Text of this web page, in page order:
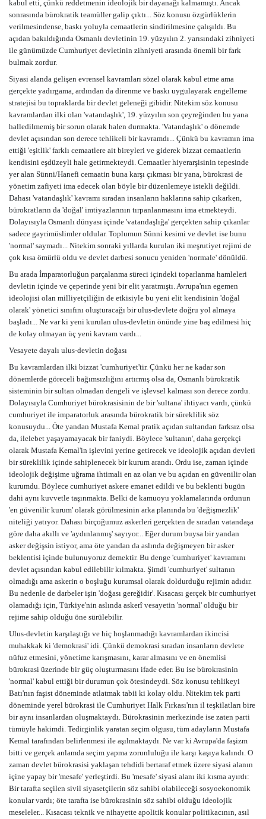
kabul etti, çünkü reddetmenin ideolojik bir dayanağı kalmamıştı. Ancak
sonrasında bürokratik teamüller galip çıktı... Söz konusu özgürlüklerin
verilmesindense, baskı yoluyla cemaatlerin sindirilmesine çalışıldı. Bu
açıdan bakıldığında Osmanlı devletinin 19. yüzyılın 2. yarısındaki zihniyeti
ile günümüzde Cumhuriyet devletinin zihniyeti arasında önemli bir fark
bulmak zordur.
Siyasi alanda gelişen evrensel kavramları sözel olarak kabul etme ama
gerçekte yadırgama, ardından da direnme ve baskı uygulayarak engelleme
stratejisi bu topraklarda bir devlet geleneği gibidir. Nitekim söz konusu
kavramlardan ilki olan 'vatandaşlık', 19. yüzyılın son çeyreğinden bu yana
halledilmemiş bir sorun olarak halen durmakta. 'Vatandaşlık' o dönemde
devlet açısından son derece tehlikeli bir kavramdı... Çünkü bu kavramın ima
ettiği 'eşitlik' farklı cemaatlere ait bireyleri ve giderek bizzat cemaatlerin
kendisini eşdüzeyli hale getirmekteydi. Cemaatler hiyerarşisinin tepesinde
yer alan Sünni/Hanefi cemaatin buna karşı çıkması bir yana, bürokrasi de
yönetim zafiyeti ima edecek olan böyle bir düzenlemeye istekli değildi.
Dahası 'vatandaşlık' kavramı sıradan insanların haklarına sahip çıkarken,
bürokratların da 'doğal' imtiyazlarının tırpanlanmasını ima etmekteydi.
Dolayısıyla Osmanlı dünyası içinde 'vatandaşlığa' gerçekten sahip çıkanlar
sadece gayrimüslimler oldular. Toplumun Sünni kesimi ve devlet ise bunu
'normal' saymadı... Nitekim sonraki yıllarda kurulan iki meşrutiyet rejimi de
çok kısa ömürlü oldu ve devlet darbesi sonucu yeniden 'normale' dönüldü.
Bu arada İmparatorluğun parçalanma süreci içindeki toparlanma hamleleri
devletin içinde ve çeperinde yeni bir elit yaratmıştı. Avrupa'nın egemen
ideolojisi olan milliyetçiliğin de etkisiyle bu yeni elit kendisinin 'doğal
olarak' yönetici sınıfını oluşturacağı bir ulus-devlete doğru yol almaya
başladı... Ne var ki yeni kurulan ulus-devletin önünde yine baş edilmesi hiç
de kolay olmayan üç yeni kavram vardı...
Vesayete dayalı ulus-devletin doğası
Bu kavramlardan ilki bizzat 'cumhuriyet'tir. Çünkü her ne kadar son
dönemlerde göreceli bağımsızlığını artırmış olsa da, Osmanlı bürokratik
sisteminin bir sultan olmadan dengeli ve işlevsel kalması son derece zordu.
Dolayısıyla Cumhuriyet bürokrasisinin de bir 'sultana' ihtiyacı vardı, çünkü
cumhuriyet ile imparatorluk arasında bürokratik bir süreklilik söz
konusuydu... Öte yandan Mustafa Kemal pratik açıdan sultandan farksız olsa
da, ilelebet yaşayamayacak bir faniydi. Böylece 'sultanın', daha gerçekçi
olarak Mustafa Kemal'in işlevini yerine getirecek ve ideolojik açıdan devleti
bir süreklilik içinde sahiplenecek bir kurum arandı. Ordu ise, zaman içinde
ideolojik değişime uğrama ihtimali en az olan ve bu açıdan en güvenilir olan
kurumdu. Böylece cumhuriyet askere emanet edildi ve bu beklenti bugün
dahi aynı kuvvetle taşınmakta. Belki de kamuoyu yoklamalarında ordunun
'en güvenilir kurum' olarak görülmesinin arka planında bu 'değişmezlik'
niteliği yatıyor. Dahası birçoğumuz askerleri gerçekten de sıradan vatandaşa
göre daha akıllı ve 'aydınlanmış' sayıyor... Eğer durum buysa bir yandan
asker değişsin istiyor, ama öte yandan da aslında değişmeyen bir asker
beklentisi içinde bulunuyoruz demektir. Bu denge 'cumhuriyet' kavramını
devlet açısından kabul edilebilir kılmakta. Şimdi 'cumhuriyet' sultanın
olmadığı ama askerin o boşluğu kurumsal olarak doldurduğu rejimin adıdır.
Bu nedenle de darbeler işin 'doğası gereğidir'. Kısacası gerçek bir cumhuriyet
olamadığı için, Türkiye'nin aslında askerî vesayetin 'normal' olduğu bir
rejime sahip olduğu öne sürülebilir.
Ulus-devletin karşılaştığı ve hiç hoşlanmadığı kavramlardan ikincisi
muhakkak ki 'demokrasi' idi. Çünkü demokrasi sıradan insanların devlete
nüfuz etmesini, yönetime karışmasını, karar almasını ve en önemlisi
bürokrasi üzerinde bir güç oluşturmasını ifade eder. Bu ise bürokrasinin
'normal' kabul ettiği bir durumun çok ötesindeydi. Söz konusu tehlikeyi
Batı'nın faşist döneminde atlatmak tabii ki kolay oldu. Nitekim tek parti
döneminde yerel bürokrasi ile Cumhuriyet Halk Fırkası'nın il teşkilatları bire
bir aynı insanlardan oluşmaktaydı. Bürokrasinin merkezinde ise zaten parti
tümüyle hakimdi. Tedirginlik yaratan seçim olgusu, tüm adayların Mustafa
Kemal tarafından belirlenmesi ile aşılmaktaydı. Ne var ki Avrupa'da faşizm
bitti ve gerçek anlamda seçim yapma zorunluluğu ile karşı kaşıya kalındı. O
zaman devlet bürokrasisi yaklaşan tehdidi bertaraf etmek üzere siyasi alanın
içine yapay bir 'mesafe' yerleştirdi. Bu 'mesafe' siyasi alanı iki kısma ayırdı:
Bir tarafta seçilen sivil siyasetçilerin söz sahibi olabileceği sosyoekonomik
konular vardı; öte tarafta ise bürokrasinin söz sahibi olduğu ideolojik
meseleler... Kısacası teknik ve nihayette apolitik konular politikacının, asıl